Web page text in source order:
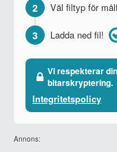
2 Väl filtyp för
3 Ladda ned fil!
Vi respekterar
bitarskryptering.
Integritetspolicy
Annons: